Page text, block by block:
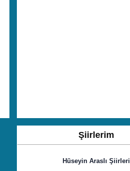
Şiirlerim
Hüseyin Araslı Şiirleri